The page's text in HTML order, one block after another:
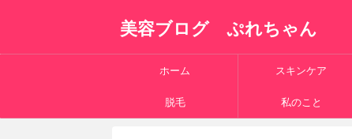
美容ブログ ぷれちゃん
ホーム スキンケア
脱毛 私のこと